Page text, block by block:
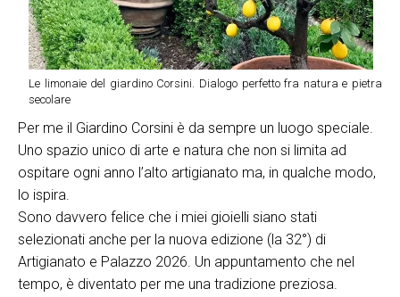
Le limonaie del giardino Corsini. Dialogo perfetto fra natura e pietra
secolare
Per me il Giardino Corsini è da sempre un luogo speciale.
Uno spazio unico di arte e natura che non si limita ad
ospitare ogni anno l’alto artigianato ma, in qualche modo,
lo ispira.
Sono davvero felice che i miei gioielli siano stati
selezionati anche per la nuova edizione (la 32°) di
Artigianato e Palazzo 2026. Un appuntamento che nel
tempo, è diventato per me una tradizione preziosa.